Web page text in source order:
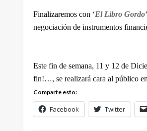
Finalizaremos con ‘El Libro Gordo
negociación de instrumentos
Este fin de semana, 11 y 12 de
fin!…, se realizará cara al público en
Comparte esto:
Facebook Twitter